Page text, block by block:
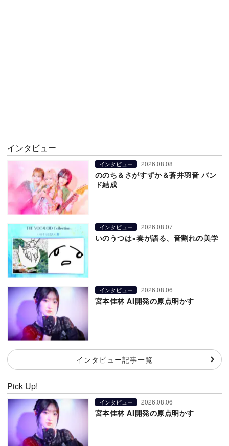
インタビュー
インタビュー 2026.08.08
ののち＆さがすずか＆蒼井羽音 バン
ド結成
インタビュー 2026.08.07
いのうつは×奏が語る、音割れの美学
インタビュー 2026.08.06
宮本佳林 AI開発の原点明かす
インタビュー記事一覧
Pick Up!
インタビュー 2026.08.06
宮本佳林 AI開発の原点明かす